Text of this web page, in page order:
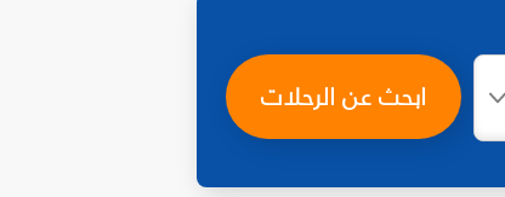
ابحث عن الرحلات